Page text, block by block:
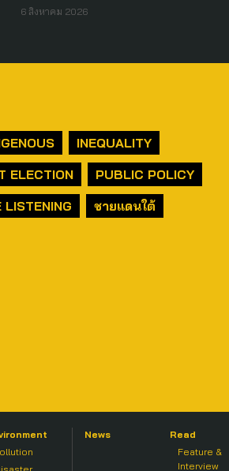
6 สิงหาคม 2026
INEQUALITY
ELECTION
PUBLIC POLICY
LISTENING
ชายแดนใต้
News
Read
Feature &
Interview